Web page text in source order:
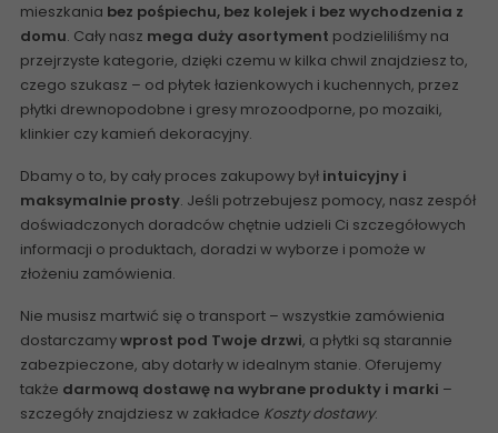
mieszkania bez pośpiechu, bez kolejek i bez wychodzenia z
domu. Cały nasz mega duży asortyment podzieliliśmy na
przejrzyste kategorie, dzięki czemu w kilka chwil znajdziesz to,
czego szukasz – od płytek łazienkowych i kuchennych, przez
płytki drewnopodobne i gresy mrozoodporne, po mozaiki,
klinkier czy kamień dekoracyjny.
Dbamy o to, by cały proces zakupowy był intuicyjny i
maksymalnie prosty. Jeśli potrzebujesz pomocy, nasz zespół
doświadczonych doradców chętnie udzieli Ci szczegółowych
informacji o produktach, doradzi w wyborze i pomoże w
złożeniu zamówienia.
Nie musisz martwić się o transport – wszystkie zamówienia
dostarczamywprost pod Twoje drzwi, a płytki są starannie
zabezpieczone, aby dotarły w idealnym stanie. Oferujemy
także darmową dostawę na wybrane produkty i marki –
szczegóły znajdziesz w zakładce Koszty dostawy.